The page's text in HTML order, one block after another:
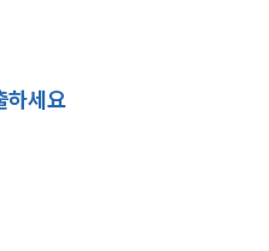
하세요